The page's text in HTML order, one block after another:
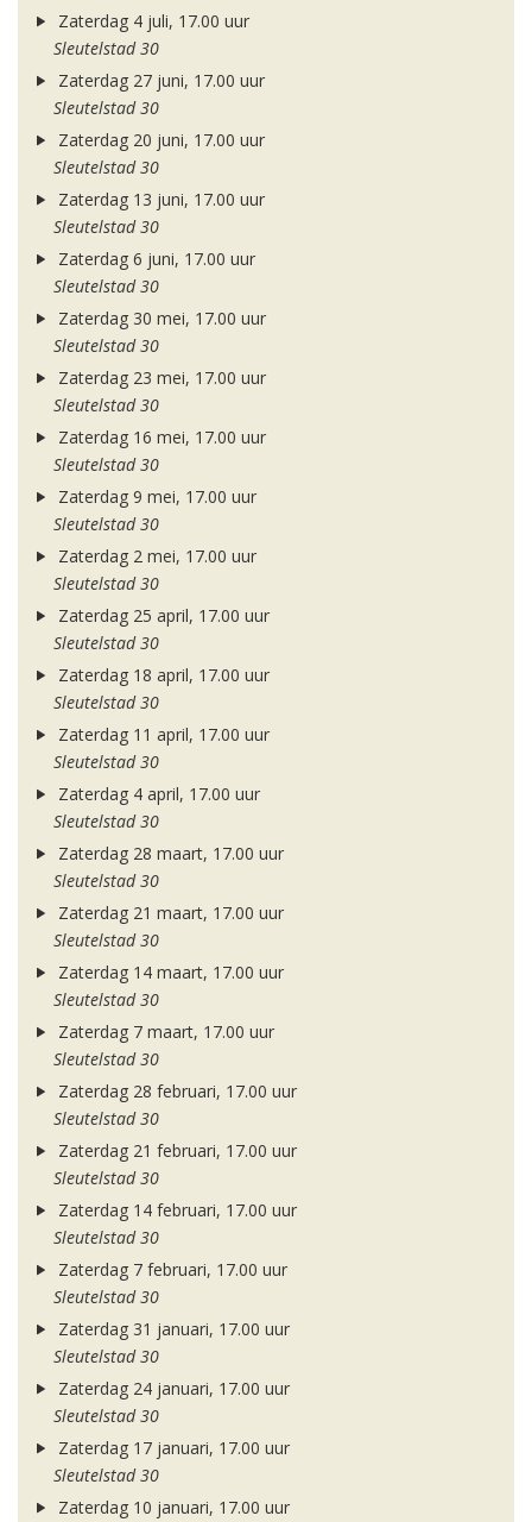
Zaterdag 4 juli, 17.00 uur
Sleutelstad 30
Zaterdag 27 juni, 17.00 uur
Sleutelstad 30
Zaterdag 20 juni, 17.00 uur
Sleutelstad 30
Zaterdag 13 juni, 17.00 uur
Sleutelstad 30
Zaterdag 6 juni, 17.00 uur
Sleutelstad 30
Zaterdag 30 mei, 17.00 uur
Sleutelstad 30
Zaterdag 23 mei, 17.00 uur
Sleutelstad 30
Zaterdag 16 mei, 17.00 uur
Sleutelstad 30
Zaterdag 9 mei, 17.00 uur
Sleutelstad 30
Zaterdag 2 mei, 17.00 uur
Sleutelstad 30
Zaterdag 25 april, 17.00 uur
Sleutelstad 30
Zaterdag 18 april, 17.00 uur
Sleutelstad 30
Zaterdag 11 april, 17.00 uur
Sleutelstad 30
Zaterdag 4 april, 17.00 uur
Sleutelstad 30
Zaterdag 28 maart, 17.00 uur
Sleutelstad 30
Zaterdag 21 maart, 17.00 uur
Sleutelstad 30
Zaterdag 14 maart, 17.00 uur
Sleutelstad 30
Zaterdag 7 maart, 17.00 uur
Sleutelstad 30
Zaterdag 28 februari, 17.00 uur
Sleutelstad 30
Zaterdag 21 februari, 17.00 uur
Sleutelstad 30
Zaterdag 14 februari, 17.00 uur
Sleutelstad 30
Zaterdag 7 februari, 17.00 uur
Sleutelstad 30
Zaterdag 31 januari, 17.00 uur
Sleutelstad 30
Zaterdag 24 januari, 17.00 uur
Sleutelstad 30
Zaterdag 17 januari, 17.00 uur
Sleutelstad 30
Zaterdag 10 januari, 17.00 uur